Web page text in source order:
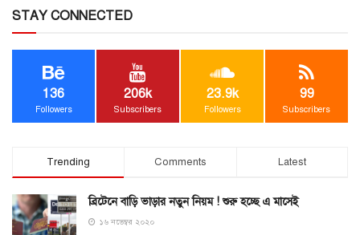
STAY CONNECTED
136
Followers
206k
Subscribers
23.9k
Followers
99
Subscribers
Trending Comments Latest
ব্রিটেনে বাড়ি ভাড়ার নতুন নিয়ম ! শুরু হচ্ছে এ মাসেই
১৬ নভেম্বর ২০২০